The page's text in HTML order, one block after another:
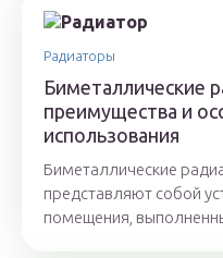
Радиаторы
Биметаллические
преимущества и
использования
Биметаллические
представляют собой
помещения,